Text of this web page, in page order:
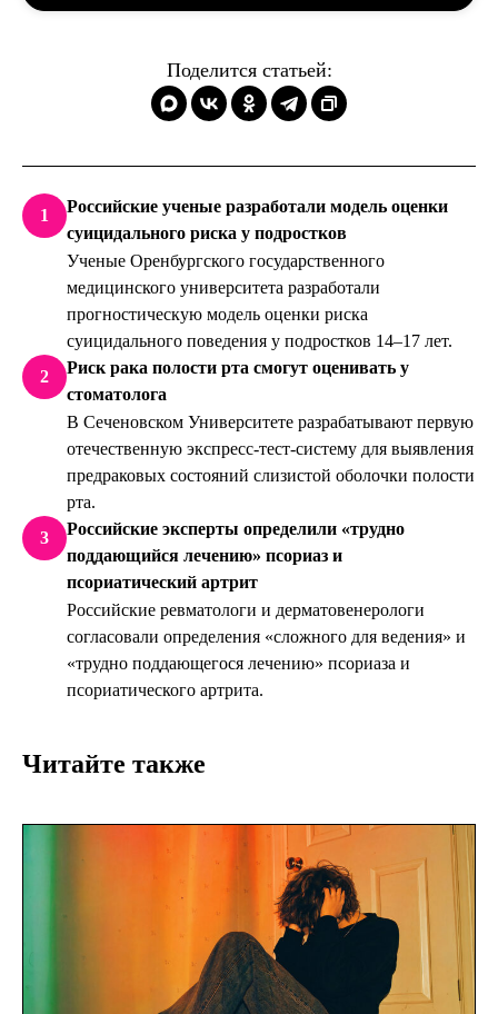
Поделится статьей:
1
Российские ученые разработали модель оценки
суицидального риска у подростков
Ученые Оренбургского государственного
медицинского университета разработали
прогностическую модель оценки риска
суицидального поведения у подростков 14–17 лет.
2
Риск рака полости рта смогут оценивать у
стоматолога
В Сеченовском Университете разрабатывают первую
отечественную экспресс-тест-систему для выявления
предраковых состояний слизистой оболочки полости
рта.
3
Российские эксперты определили «трудно
поддающийся лечению» псориаз и
псориатический артрит
Российские ревматологи и дерматовенерологи
согласовали определения «сложного для ведения» и
«трудно поддающегося лечению» псориаза и
псориатического артрита.
Читайте также